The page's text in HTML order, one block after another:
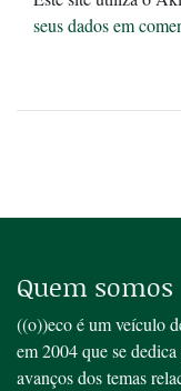
seus dados em
Quem somos
((o))eco é um veículo
em 2004 que se
avanços dos temas